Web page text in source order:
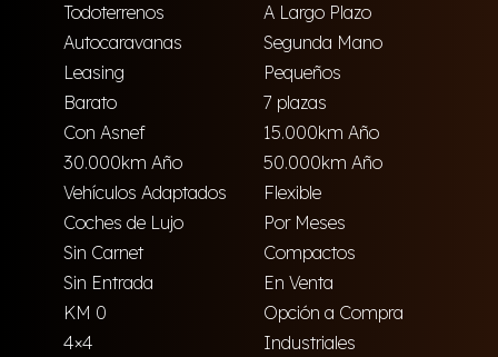
Todoterrenos
A Largo Plazo
Autocaravanas
Segunda Mano
Leasing
Pequeños
Barato
7 plazas
Con Asnef
15.000km Año
30.000km Año
50.000km Año
Vehículos Adaptados
Flexible
Coches de Lujo
Por Meses
Sin Carnet
Compactos
Sin Entrada
En Venta
KM 0
Opción a Compra
4×4
Industriales